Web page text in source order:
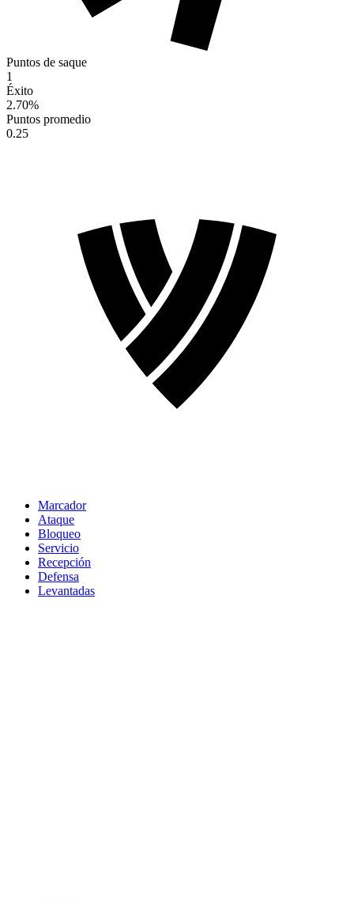
Puntos de saque
1
Éxito
2.70%
Puntos promedio
0.25
Marcador
Ataque
Bloqueo
Servicio
Recepción
Defensa
Levantadas